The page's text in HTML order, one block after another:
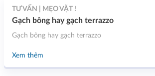
TƯ VẤN | MẸO VẶT !
Gạch bông hay gạch terrazzo
Gạch bông hay gạch terrazzo
Xem thêm